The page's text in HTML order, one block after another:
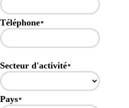
Téléphone*
Secteur d'activité*
Pays*